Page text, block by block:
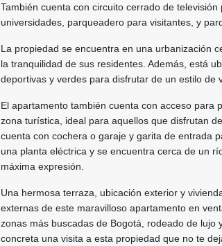
También cuenta con circuito cerrado de
universidades, parqueadero para visitantes, y
La propiedad se encuentra en una urbanización
la tranquilidad de sus residentes. Además, está
deportivas y verdes para disfrutar de un estilo de
El apartamento también cuenta con acceso para
zona turística, ideal para aquellos que disfrutan
cuenta con cochera o garaje y garita de entrada
una planta eléctrica y se encuentra cerca de un
máxima expresión.
Una hermosa terraza, ubicación exterior y
externas de este maravilloso apartamento en
zonas más buscadas de Bogotá, rodeado de
concreta una visita a esta propiedad que no te